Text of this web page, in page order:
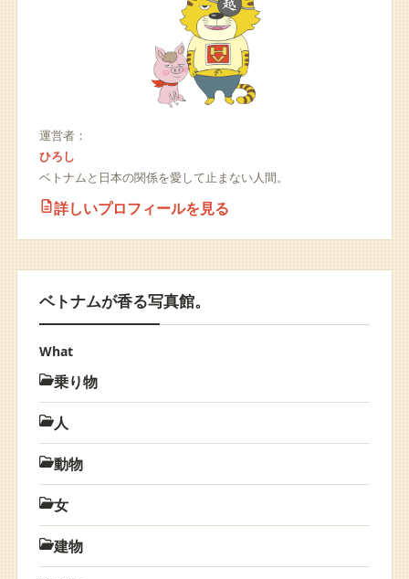
運営者：
ひろし
ベトナムと日本の関係を愛して止まない人間。
詳しいプロフィールを見る
ベトナムが香る写真館。
What
乗り物
人
動物
女
建物